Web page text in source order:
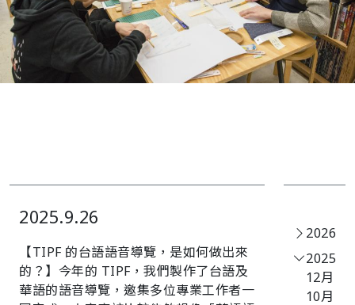
2025.9.26
【TIPF 的台語語音導覽，是如何做出來
的？】今年的 TIPF，我們製作了台語及
華語的語音導覽，邀集多位專業工作者一
2026
2025
12月
10月